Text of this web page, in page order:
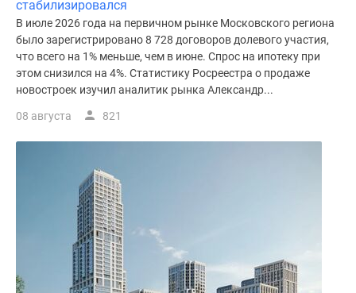
Скидки
акции
Макс
стабилизировался
В июле 2026 года на первичном рынке Московского региона
было зарегистрировано 8 728 договоров долевого участия,
что всего на 1% меньше, чем в июне. Спрос на ипотеку при
этом снизился на 4%. Статистику Росреестра о продаже
новостроек изучил аналитик рынка Александр...
08 августа 821